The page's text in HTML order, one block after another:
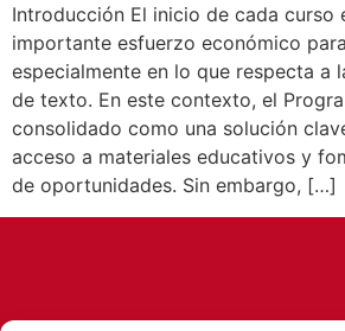
Introducción El inicio de cada curso
importante esfuerzo económico
especialmente en lo que respecta a
de texto. En este contexto, el
consolidado como una solución
acceso a materiales educativos y
de oportunidades. Sin embargo, […]